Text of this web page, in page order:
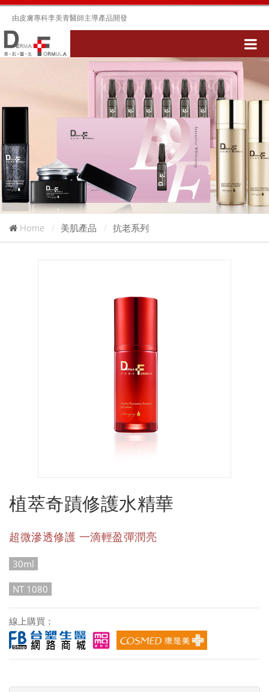
由皮膚專科李美青醫師主導產品開發
Home 美肌產品 抗老系列
植萃奇蹟修護水精華
超微滲透修護 一滴輕盈彈潤亮
30ml
NT 1080
線上購買：